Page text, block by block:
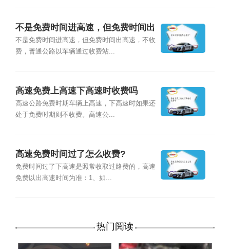
不是免费时间进高速，但免费时间出
高速，要收费吗？
不是免费时间进高速，但免费时间出高速，不收
费，普通公路以车辆通过收费站...
高速免费上高速下高速时收费吗
高速公路免费时期车辆上高速，下高速时如果还
处于免费时期则不收费。高速公...
高速免费时间过了怎么收费?
免费时间过了下高速是照常收取过路费的，高速
免费以出高速时间为准：1、如...
热门阅读